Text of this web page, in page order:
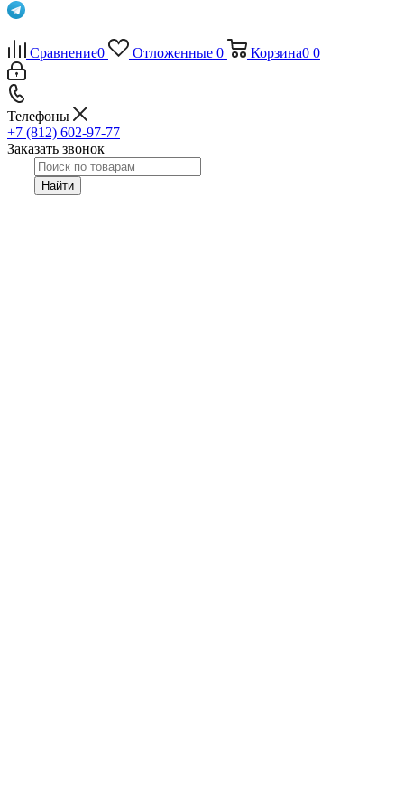
Сравнение0 Отложенные 0 Корзина0 0
Телефоны
+7 (812) 602-97-77
Заказать звонок
Найти